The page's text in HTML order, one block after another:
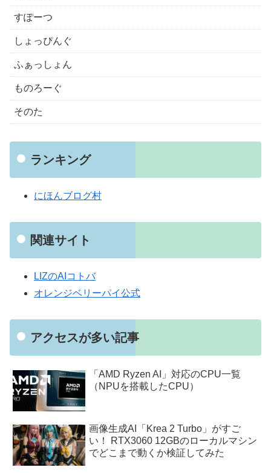
すぽーつ
しょっぴんぐ
ふぁっしょん
ものろーぐ
そのた
ランキング
にほんブログ村
関連サイト
LIZのAIコトバ
オレンジベリーパイ公式
アクセスが多い記事
「AMD Ryzen AI」対応のCPU一覧
（NPUを搭載したCPU）
画像生成AI「Krea 2 Turbo」がすご
い！ RTX3060 12GBのローカルマシン
でどこまで動くか検証してみた